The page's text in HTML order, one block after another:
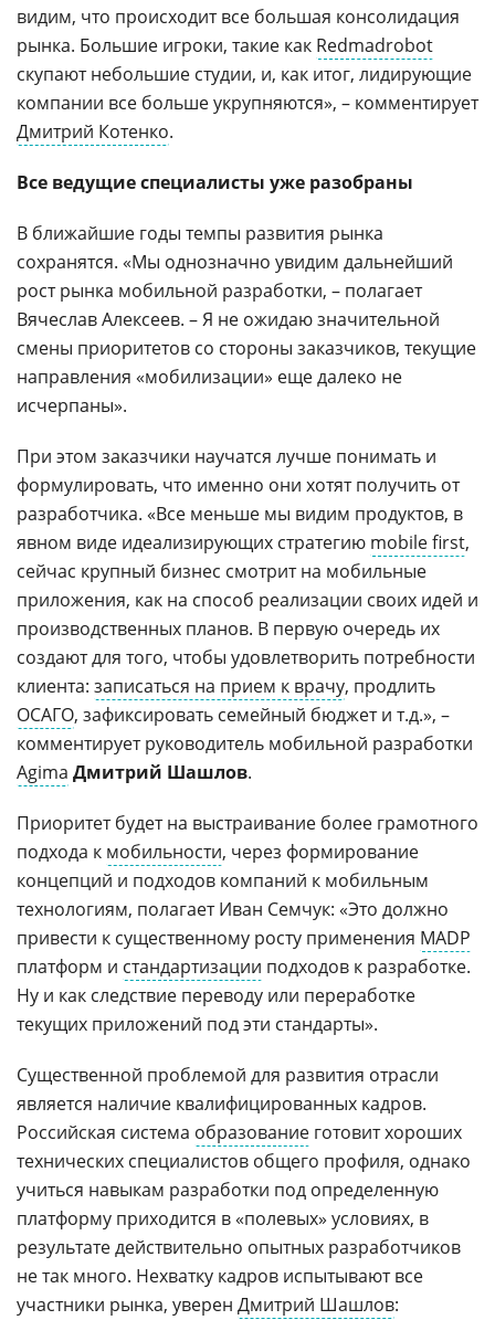
видим, что происходит все большая консолидация
рынка. Большие игроки, такие как Redmadrobot
скупают небольшие студии, и, как итог, лидирующие
компании все больше укрупняются», – комментирует
Дмитрий Котенко.
Все ведущие специалисты уже разобраны
В ближайшие годы темпы развития рынка
сохранятся. «Мы однозначно увидим дальнейший
рост рынка мобильной разработки, – полагает
Вячеслав Алексеев. – Я не ожидаю значительной
смены приоритетов со стороны заказчиков, текущие
направления «мобилизации» еще далеко не
исчерпаны».
При этом заказчики научатся лучше понимать и
формулировать, что именно они хотят получить от
разработчика. «Все меньше мы видим продуктов, в
явном виде идеализирующих стратегию mobile first,
сейчас крупный бизнес смотрит на мобильные
приложения, как на способ реализации своих идей и
производственных планов. В первую очередь их
создают для того, чтобы удовлетворить потребности
клиента: записаться на прием к врачу, продлить
ОСАГО, зафиксировать семейный бюджет и т.д.», –
комментирует руководитель мобильной разработки
Agima Дмитрий Шашлов.
Приоритет будет на выстраивание более грамотного
подхода к мобильности, через формирование
концепций и подходов компаний к мобильным
технологиям, полагает Иван Семчук: «Это должно
привести к существенному росту применения MADP
платформ и стандартизации подходов к разработке.
Ну и как следствие переводу или переработке
текущих приложений под эти стандарты».
Существенной проблемой для развития отрасли
является наличие квалифицированных кадров.
Российская система образование готовит хороших
технических специалистов общего профиля, однако
учиться навыкам разработки под определенную
платформу приходится в «полевых» условиях, в
результате действительно опытных разработчиков
не так много. Нехватку кадров испытывают все
участники рынка, уверен Дмитрий Шашлов: